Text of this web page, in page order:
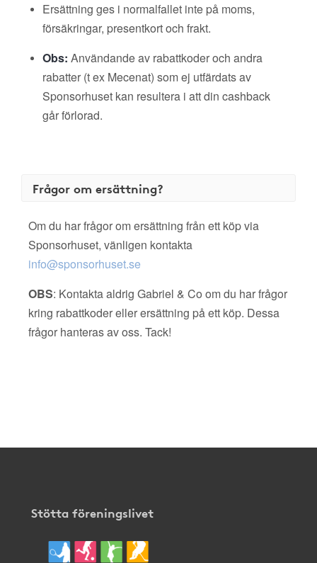
Ersättning ges i normalfallet inte på moms,
försäkringar, presentkort och frakt.
Obs: Användande av rabattkoder och andra
rabatter (t ex Mecenat) som ej utfärdats av
Sponsorhuset kan resultera i att din cashback
går förlorad.
Frågor om ersättning?
Om du har frågor om ersättning från ett köp via
Sponsorhuset, vänligen kontakta
info@sponsorhuset.se
OBS: Kontakta aldrig Gabriel & Co om du har frågor
kring rabattkoder eller ersättning på ett köp. Dessa
frågor hanteras av oss. Tack!
Stötta föreningslivet